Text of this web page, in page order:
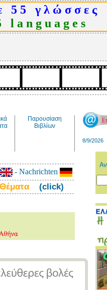
5 γ λ ώ σ σ ε ς
a n g u a g e s
Παρουσίαση
Βιβλίων
8/9/2026
- Nachrichten
Θέματα (click)